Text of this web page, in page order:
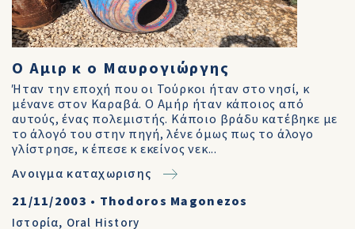
Ο Αμιρ κ ο Μαυρογιώργης
Ήταν την εποχή που οι Τούρκοι ήταν στο νησί, κ
μένανε στον Καραβά. Ο Αμήρ ήταν κάποιος από
αυτούς, ένας πολεμιστής. Κάποιο βράδυ κατέβηκε με
το άλογό του στην πηγή, λένε όμως πως το άλογο
γλίστρησε, κ έπεσε κ εκείνος νεκ...
Ανοιγμα καταχωρισης
21/11/2003 • Thodoros Magonezos
Ιστορία, Oral History